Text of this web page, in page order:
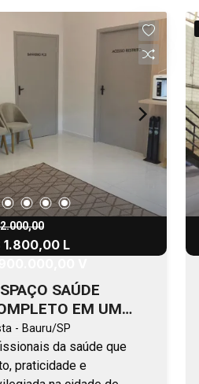
1.800,00 L
SAÚDE
EM UM
- Bauru/SP
da saúde que
praticidade e